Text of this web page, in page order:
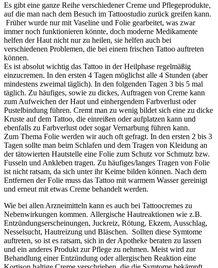
Es gibt eine ganze Reihe verschiedener Creme und Pflegeprodukte,
auf die man nach dem Besuch im Tattoostudio zurück greifen kann.
Früher wurde nur mit Vaseline und Folie gearbeitet, was zwar
immer noch funktionieren könnte, doch moderne Medikamente
helfen der Haut nicht nur zu heilen, sie helfen auch bei
verschiedenen Problemen, die bei einem frischen Tattoo auftreten
können.
Es ist absolut wichtig das Tattoo in der Heilphase regelmäßig
einzucremen. In den ersten 4 Tagen möglichst alle 4 Stunden (aber
mindestens zweimal täglich). In den folgenden Tagen 3 bis 5 mal
täglich. Zu häufiges, sowie zu dickes, Auftragen von Creme kann
zum Aufweichen der Haut und einhergendem Farbverlust oder
Pustelbindung führen. Cremt man zu wenig bildet sich eine zu dicke
Kruste auf dem Tattoo, die einreißen oder aufplatzen kann und
ebenfalls zu Farbverlust oder sogar Vernarbung führen kann.
Zum Thema Folie werden wir auch oft gefragt. In den ersten 2 bis 3
Tagen sollte man beim Schlafen und dem Tragen von Kleidung an
der tätowierten Hautstelle eine Folie zum Schutz vor Schmutz bzw.
Fusseln und Ankleben tragen. Zu häufiges/langes Tragen von Folie
ist nicht ratsam, da sich unter ihr Keime bilden können. Nach dem
Entfernen der Folie muss das Tattoo mit warmem Wasser gereinigt
und erneut mit etwas Creme behandelt werden.
Wie bei allen Arzneimitteln kann es auch bei Tattoocremes zu
Nebenwirkungen kommen. Allergische Hautreaktionen wie z.B.
Entzündungserscheinungen, Juckreiz, Rötung, Ekzem, Ausschlag,
Nesselsucht, Hautreizung und Bläschen. Sollten diese Symtome
auftreten, so ist es ratsam, sich in der Apotheke beraten zu lassen
und ein anderes Produkt zur Pflege zu nehmen. Meist wird zur
Behandlung einer Entzündung oder allergischen Reaktion eine